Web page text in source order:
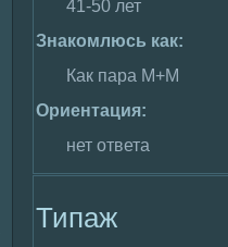
41-50 лет
Знакомлюсь как:
Как пара М+М
Ориентация:
нет ответа
Типаж